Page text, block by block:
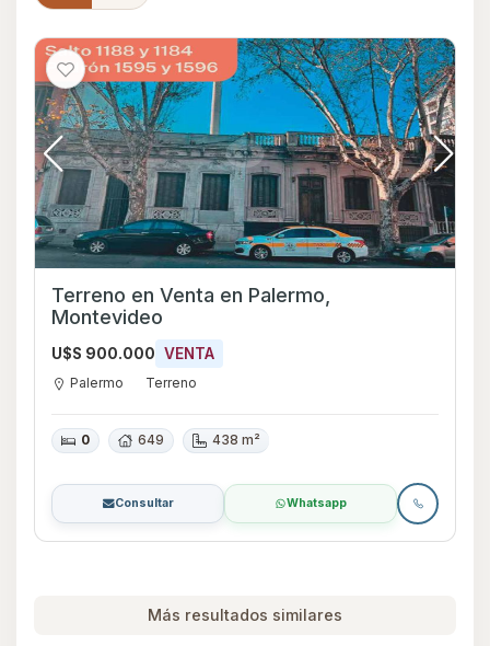
Terreno en Venta en Palermo,
Montevideo
U$S 900.000 VENTA
Palermo Terreno
0 649 438 m²
Consultar Whatsapp
Más resultados similares